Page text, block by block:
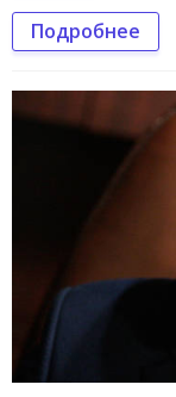
Подробнее